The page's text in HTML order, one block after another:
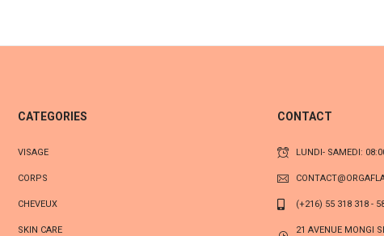
CATEGORIES
VISAGE
CORPS
CHEVEUX
SKIN CARE
CONTACT
LUNDI- SAMEDI:
(+216) 55 318 318 -
21 AVENUE MONGI